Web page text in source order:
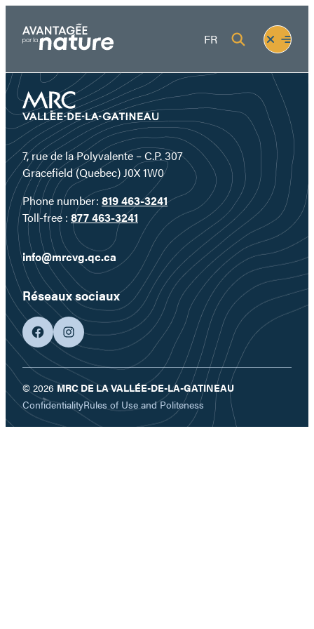
content
FR
Fermer
le
menu
Ouvrir
le
7, rue de la Polyvalente – C.P. 307
Gracefield (Quebec) J0X 1W0
Phone number: 819 463-3241
Toll-free : 877 463-3241
info@mrcvg.qc.ca
Réseaux sociaux
facebookgoogleplus
© 2026 MRC DE LA VALLÉE-DE-LA-GATINEAU
ConfidentialityRules of Use and Politeness